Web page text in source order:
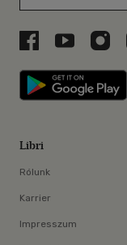
Libri aLibri a
Libri
Rólunk
Karrier
Impresszum